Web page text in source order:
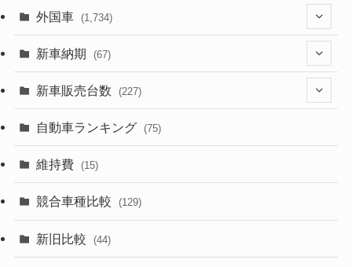
(1,321)
(329)
(357)
(328)
外国車 (1,734)
(242)
(85)
(84)
新車納期 (67)
(28)
(8)
(3)
(3)
新車販売台数 (227)
(21)
(5)
自動車ランキング (75)
維持費 (15)
競合車種比較 (129)
新旧比較 (44)